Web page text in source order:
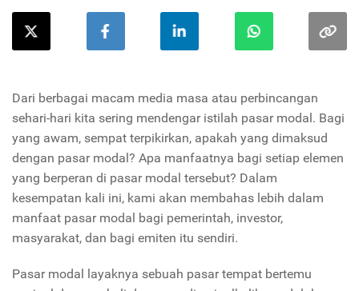
Dari berbagai macam media masa atau perbincangan
sehari-hari kita sering mendengar istilah pasar modal. Bagi
yang awam, sempat terpikirkan, apakah yang dimaksud
dengan pasar modal? Apa manfaatnya bagi setiap elemen
yang berperan di pasar modal tersebut? Dalam
kesempatan kali ini, kami akan membahas lebih dalam
manfaat pasar modal bagi pemerintah, investor,
masyarakat, dan bagi emiten itu sendiri.
Pasar modal layaknya sebuah pasar tempat bertemu